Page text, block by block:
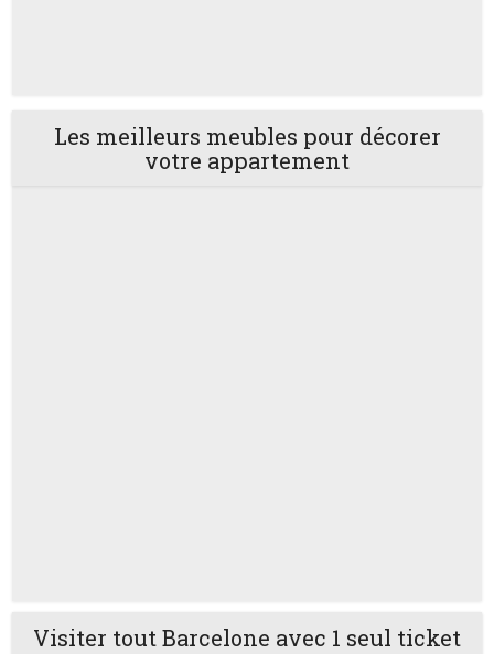
Les meilleurs meubles pour décorer
votre appartement
Visiter tout Barcelone avec 1 seul ticket